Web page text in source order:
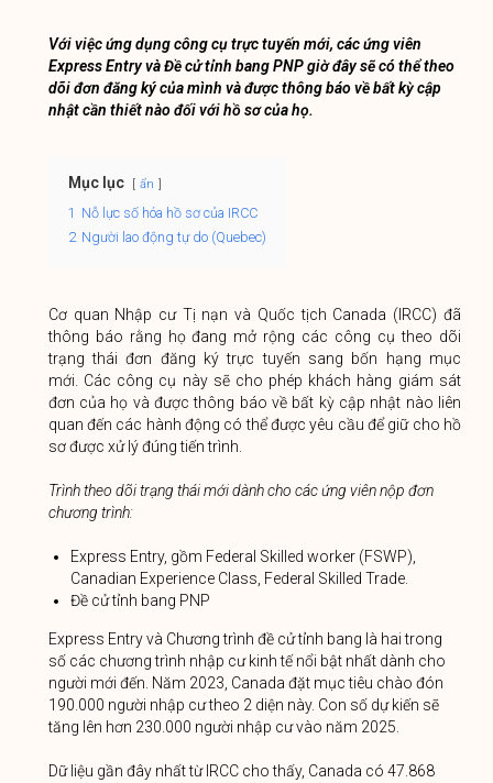
Với việc ứng dụng công cụ trực tuyến mới, các ứng viên
Express Entry và Đề cử tỉnh bang PNP giờ đây sẽ có thể theo
dõi đơn đăng ký của mình và được thông báo về bất kỳ cập
nhật cần thiết nào đối với hồ sơ của họ.
Mục lục ẩn
1 Nỗ lực số hóa hồ sơ của IRCC
2 Người lao động tự do (Quebec)
Cơ quan Nhập cư Tị nạn và Quốc tịch Canada (IRCC) đã
thông báo rằng họ đang mở rộng các công cụ theo dõi
trạng thái đơn đăng ký trực tuyến sang bốn hạng mục
mới. Các công cụ này sẽ cho phép khách hàng giám sát
đơn của họ và được thông báo về bất kỳ cập nhật nào liên
quan đến các hành động có thể được yêu cầu để giữ cho hồ
sơ được xử lý đúng tiến trình.
Trình theo dõi trạng thái mới dành cho các ứng viên nộp đơn
chương trình:
Express Entry, gồm Federal Skilled worker (FSWP),
Canadian Experience Class, Federal Skilled Trade.
Đề cử tỉnh bang PNP
Express Entry và Chương trình đề cử tỉnh bang là hai trong
số các chương trình nhập cư kinh tế nổi bật nhất dành cho
người mới đến. Năm 2023, Canada đặt mục tiêu chào đón
190.000 người nhập cư theo 2 diện này. Con số dự kiến ​​sẽ
tăng lên hơn 230.000 người nhập cư vào năm 2025.
Dữ liệu gần đây nhất từ ​​IRCC cho thấy, Canada có 47.868